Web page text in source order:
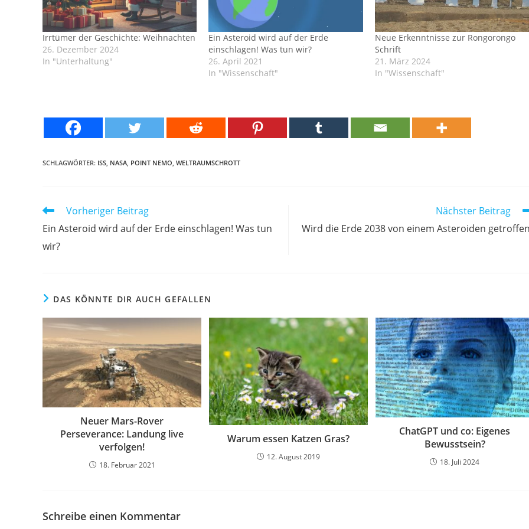
Irrtümer der Geschichte: Weihnachten
26. Dezember 2024
In "Unterhaltung"
Ein Asteroid wird auf der Erde
einschlagen! Was tun wir?
26. April 2021
In "Wissenschaft"
Neue Erkenntnisse zur Rongorongo
Schrift
21. März 2024
In "Wissenschaft"
SCHLAGWÖRTER: ISS NASA POINT NEMO WELTRAUMSCHROTT
Weitere
ansehen
Vorheriger Beitrag
Ein Asteroid wird auf der Erde einschlagen! Was tun
wir?
Nächster Beitrag
Wird die Erde 2038 von einem Asteroiden
DAS KÖNNTE DIR AUCH GEFALLEN
Neuer Mars-Rover
Perseverance: Landung live
verfolgen!
18. Februar 2021
Warum essen Katzen Gras?
12. August 2019
ChatGPT und co: Eigenes
Bewusstsein?
18. Juli 2024
Schreibe einen Kommentar